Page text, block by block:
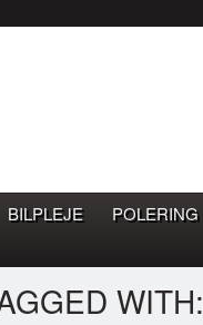
BILPLEJE POLERING
WITH: